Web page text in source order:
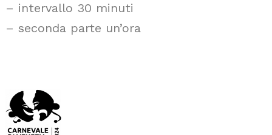
– intervallo 30 minuti
– seconda parte un’ora